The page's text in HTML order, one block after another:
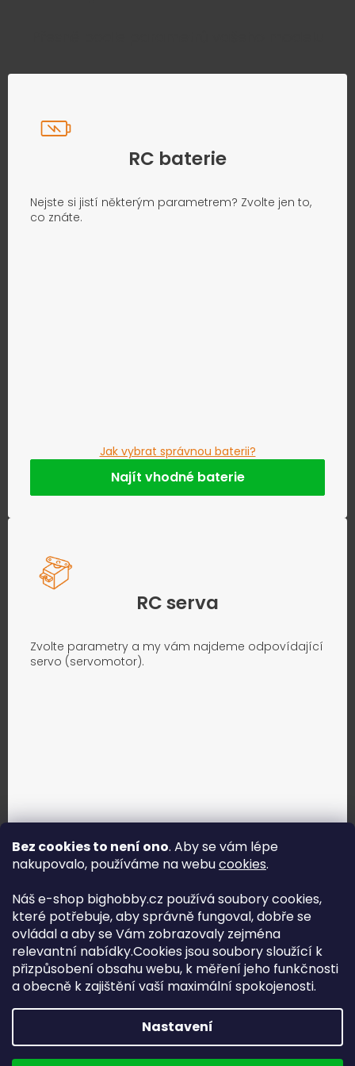
Bez cookies to není ono. Aby se vám lépe
nakupovalo, používáme na webucookies.
Náš e-shop bighobby.cz používá soubory cookies,
které potřebuje, aby správně fungoval, dobře se
ovládal a aby se Vám zobrazovaly zejména
relevantní nabídky.Cookies jsou soubory sloužící k
přizpůsobení obsahu webu, k měření jeho funkčnosti
a obecně k zajištění vaší maximální spokojenosti.
Nastavení
RC baterie
Nejste si jistí některým parametrem? Zvolte jen to,
co znáte.
Jak vybrat správnou baterii?
Najít vhodné baterie
RC serva
Zvolte parametry a my vám najdeme odpovídající
servo (servomotor).
Jak vybrat správné servo?
Najít správné servo
Copyright (c) 2016 -2026 Big hobby.cz - všechna práva